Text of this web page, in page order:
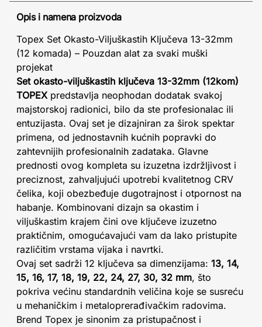
Opis i namena proizvoda
Topex Set Okasto-Viljuškastih Ključeva 13-32mm
(12 komada) – Pouzdan alat za svaki muški
projekat
Set okasto-viljuškastih ključeva 13-32mm (12kom)
TOPEXpredstavlja neophodan dodatak svakoj
majstorskoj radionici, bilo da ste profesionalac ili
entuzijasta. Ovaj set je dizajniran za širok spektar
primena, od jednostavnih kućnih popravki do
zahtevnijih profesionalnih zadataka. Glavne
prednosti ovog kompleta su izuzetna izdržljivost i
preciznost, zahvaljujući upotrebi kvalitetnog CRV
čelika, koji obezbeđuje dugotrajnost i otpornost na
habanje. Kombinovani dizajn sa okastim i
viljuškastim krajem čini ove ključeve izuzetno
praktičnim, omogućavajući vam da lako pristupite
različitim vrstama vijaka i navrtki.
Ovaj set sadrži 12 ključeva sa dimenzijama: 13, 14,
15, 16, 17, 18, 19, 22, 24, 27, 30, 32 mm, što
pokriva većinu standardnih veličina koje se susreću
u mehaničkim i metaloprerađivačkim radovima.
Brend Topex je sinonim za pristupačnost i